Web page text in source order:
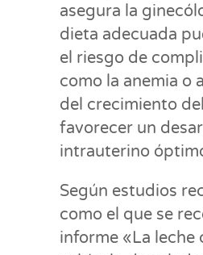
asegura la
dieta adecuada
el riesgo de
como la anemia o
del crecimiento
favorecer un
intrauterino
Según estudios
como el que se
informe «La leche